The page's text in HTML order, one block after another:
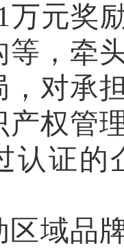
万元奖
等，牵
，对承
产权管
认证的
区域品